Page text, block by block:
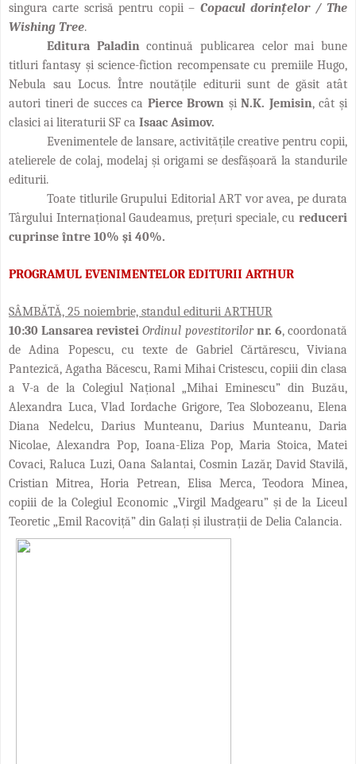
singura carte scrisă pentru copii – Copacul dorințelor / The
Wishing Tree.
Editura Paladincontinuă publicarea celor mai bune
titluri fantasy și science-fiction recompensate cu premiile Hugo,
Nebula sau Locus. Între noutățile editurii sunt de găsit atât
autori tineri de succes ca Pierce Brown șiN.K. Jemisin, cât și
clasici ai literaturii SF ca Isaac Asimov.
Evenimentele de lansare, activitățile creative pentru copii,
atelierele de colaj, modelaj și origami se desfășoară la standurile
editurii.
Toate titlurile Grupului Editorial ART vor avea, pe durata
Târgului Internațional Gaudeamus, prețuri speciale, cu reduceri
cuprinse între 10% și 40%.
PROGRAMUL EVENIMENTELOR EDITURII ARTHUR
SÂMBĂTĂ, 25 noiembrie, standul editurii ARTHUR
10:30 Lansarea revisteiOrdinul povestitorilornr. 6, coordonată
de Adina Popescu, cu texte de Gabriel Cărtărescu, Viviana
Pantezică, Agatha Băcescu, Rami Mihai Cristescu, copiii din clasa
a V-a de la Colegiul Național „Mihai Eminescu” din Buzău,
Alexandra Luca, Vlad Iordache Grigore, Tea Slobozeanu, Elena
Diana Nedelcu, Darius Munteanu, Darius Munteanu, Daria
Nicolae, Alexandra Pop, Ioana-Eliza Pop, Maria Stoica, Matei
Covaci, Raluca Luzi, Oana Salantai, Cosmin Lazăr, David Stavilă,
Cristian Mitrea, Horia Petrean, Elisa Merca, Teodora Minea,
copiii de la Colegiul Economic „Virgil Madgearu” și de la Liceul
Teoretic „Emil Racoviță” din Galați și ilustrații de Delia Calancia.